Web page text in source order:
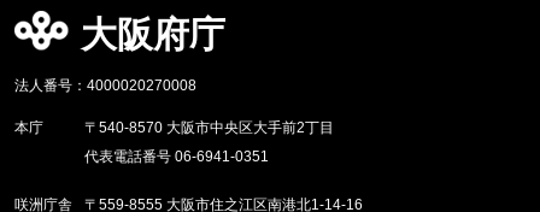
大阪府庁
法人番号：4000020270008
本庁
〒540-8570 大阪市中央区大手前2丁目
代表電話番号 06-6941-0351
咲洲庁舎 〒559-8555 大阪市住之江区南港北1-14-16